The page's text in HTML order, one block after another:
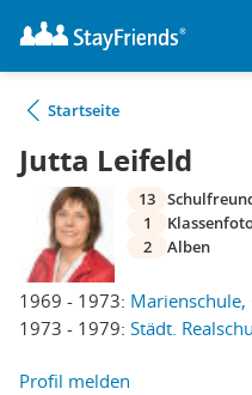
Startseite
Jutta Leifeld
1969 - 1973: Marienschule,
1973 - 1979: Städt.
13
1
2
Alben
Profil melden